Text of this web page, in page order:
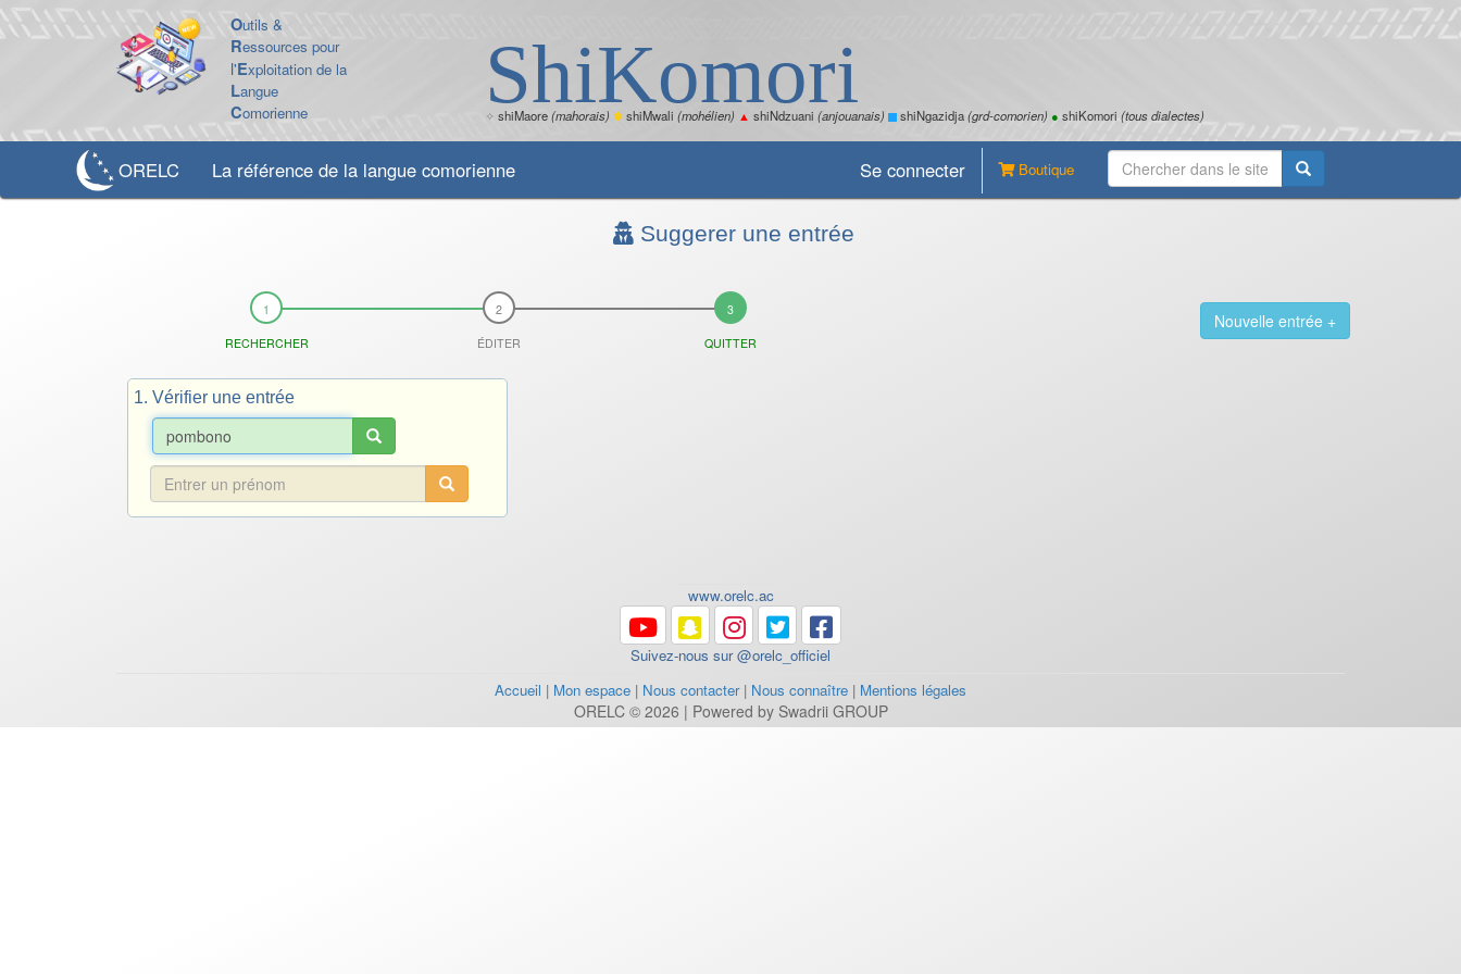
Outils &
Ressources pour
l'Exploitation de la
Langue
Comorienne ShiKomori
✧ shiMaore(mahorais) ✽shiMwali (mohélien) ▲ shiNdzuani (anjouanais) shiNgazidja(grd-comorien) ● shiKomori (tous dialectes)
ORELC La référence de la langue comorienne Boutique
Se connecter
Suggerer une entrée
RECHERCHER ÉDITER QUITTER
Nouvelle entrée +
1. Vérifier une entrée
www.orelc.ac
Suivez-nous sur @orelc_officiel
Accueil | Mon espace | Nous contacter| Nous connaître | Mentions légales
ORELC © 2026 | Powered by Swadrii GROUP